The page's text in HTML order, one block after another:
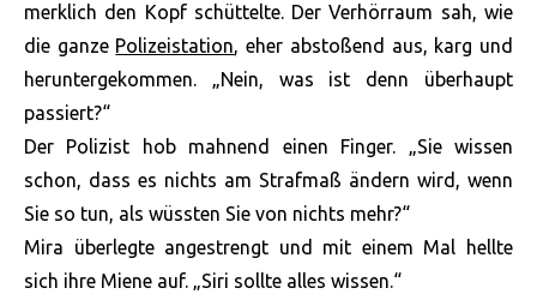
merklich den Kopf schüttelte. Der Verhörraum sah, wie
die ganze Polizeistation, eher abstoßend aus, karg und
heruntergekommen. „Nein, was ist denn überhaupt
passiert?“
Der Polizist hob mahnend einen Finger. „Sie wissen
schon, dass es nichts am Strafmaß ändern wird, wenn
Sie so tun, als wüssten Sie von nichts mehr?“
Mira überlegte angestrengt und mit einem Mal hellte
sich ihre Miene auf. „Siri sollte alles wissen.“